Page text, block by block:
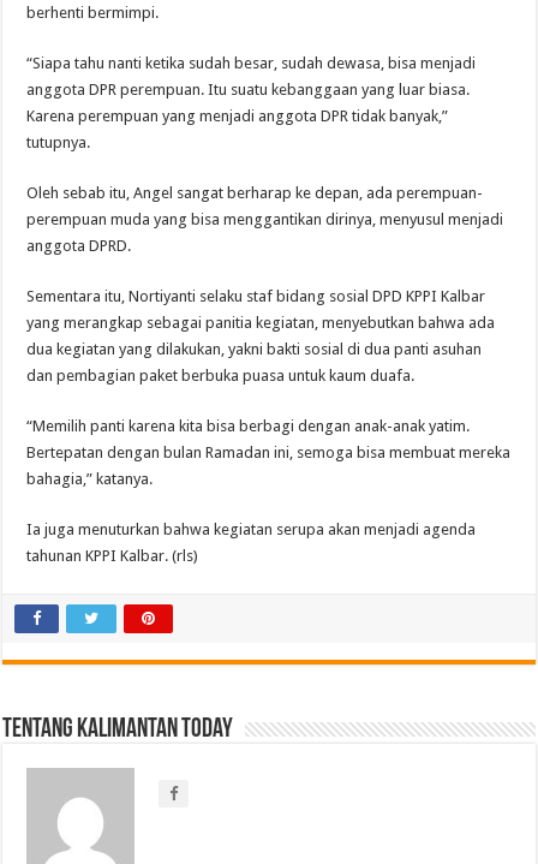
berhenti bermimpi.
“Siapa tahu nanti ketika sudah besar, sudah dewasa, bisa menjadi
anggota DPR perempuan. Itu suatu kebanggaan yang luar biasa.
Karena perempuan yang menjadi anggota DPR tidak banyak,”
tutupnya.
Oleh sebab itu, Angel sangat berharap ke depan, ada perempuan-
perempuan muda yang bisa menggantikan dirinya, menyusul menjadi
anggota DPRD.
Sementara itu, Nortiyanti selaku staf bidang sosial DPD KPPI Kalbar
yang merangkap sebagai panitia kegiatan, menyebutkan bahwa ada
dua kegiatan yang dilakukan, yakni bakti sosial di dua panti asuhan
dan pembagian paket berbuka puasa untuk kaum duafa.
“Memilih panti karena kita bisa berbagi dengan anak-anak yatim.
Bertepatan dengan bulan Ramadan ini, semoga bisa membuat mereka
bahagia,” katanya.
Ia juga menuturkan bahwa kegiatan serupa akan menjadi agenda
tahunan KPPI Kalbar. (rls)
Tentang Kalimantan Today